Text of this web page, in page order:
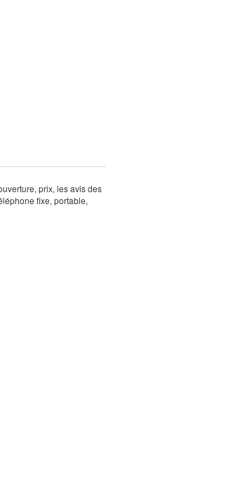
prix, les avis des
fixe, portable,